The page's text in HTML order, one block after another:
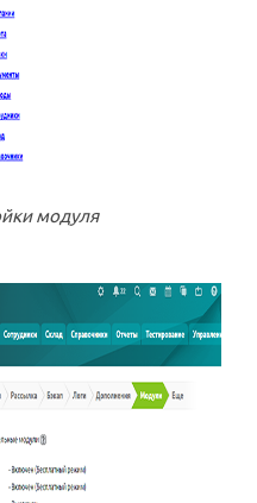
модуля